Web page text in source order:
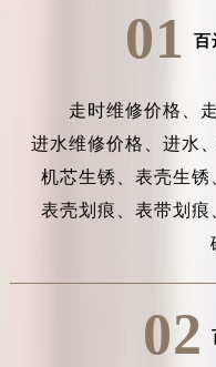
01 百
走时维修价格、
进水维修价格、进水
机芯生锈、 表壳生锈
表壳划痕、 表带划痕
02